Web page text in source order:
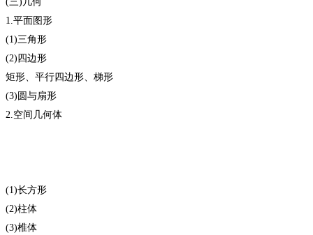
1.平面图形
(1)三角形
(2)四边形
矩形、平行四边形、梯形
(3)圆与扇形
2.空间几何体
(1)长方形
(2)柱体
(3)椎体